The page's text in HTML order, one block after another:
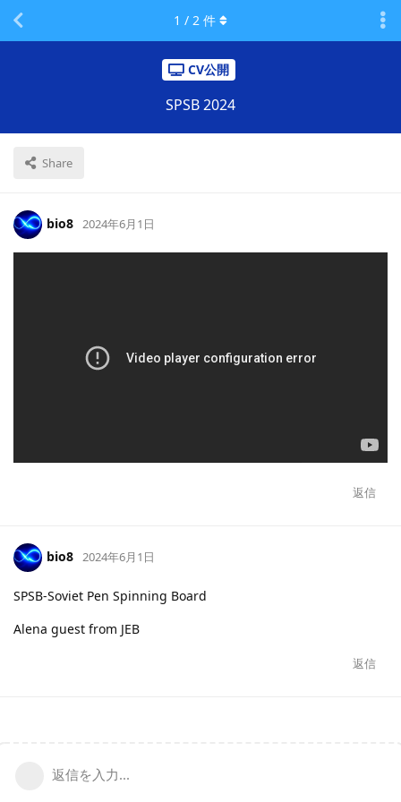
CV公開
SPSB 2024
Share
1 / 2 件
bio8 2024年6月1日
返信
bio8 2024年6月1日
SPSB-Soviet Pen Spinning Board
Alena guest from JEB
返信
返信を入力...